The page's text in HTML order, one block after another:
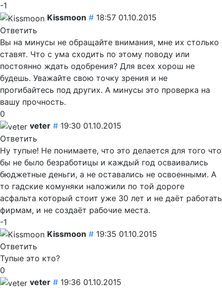
-1
Kissmoon # 18:57 01.10.2015
Ответить
Вы на минусы не обращайте внимания, мне их столько
ставят. Что с ума сходить по этому поводу или
постоянно ждать одобрения? Для всех хорош не
будешь. Уважайте свою точку зрения и не
прогибайтесь под других. А минусы это проверка на
вашу прочность.
0
veter # 19:30 01.10.2015
Ответить
Ну тупые! Не понимаете, что это делается для того что
бы не было безработицы и каждый год осваивались
бюджетные деньги, а не оставались не освоенными. А
то гадские комуняки наложили по той дороге
асфальта который стоит уже 30 лет и не даёт работать
фирмам, и не создаёт рабочие места.
-1
Kissmoon # 19:35 01.10.2015
Ответить
Тупые это кто?
0
veter # 19:36 01.10.2015